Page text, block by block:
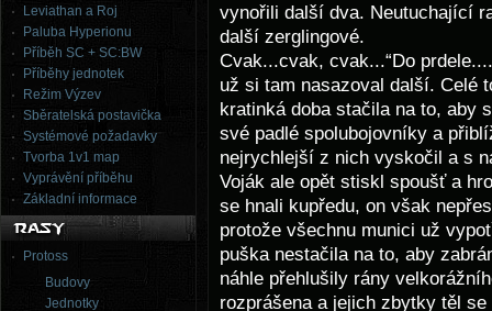
Leviathan a Roj
Paluba Hyperionu
Příběh SC + SC:BW
Příběhy jednotek
Režim Výzev
Sběratelská postavička
Systémové požadavky
Tvorba 1v1 map
Vyprávění příběhu
Základní informace
Protoss
Budovy
Jednotky
vynořili další dva. Neutuchající
další zerglingové.
Cvak...cvak, cvak...“Do
už si tam nasazoval další. Celé
kratinká doba stačila na to, aby
své padlé spolubojovníky a
nejrychlejší z nich vyskočil a s
Voják ale opět stiskl spoušť a
se hnali kupředu, on však
protože všechnu munici už
puška nestačila na to, aby
náhle přehlušily rány
rozprášena a jejich zbytky těl